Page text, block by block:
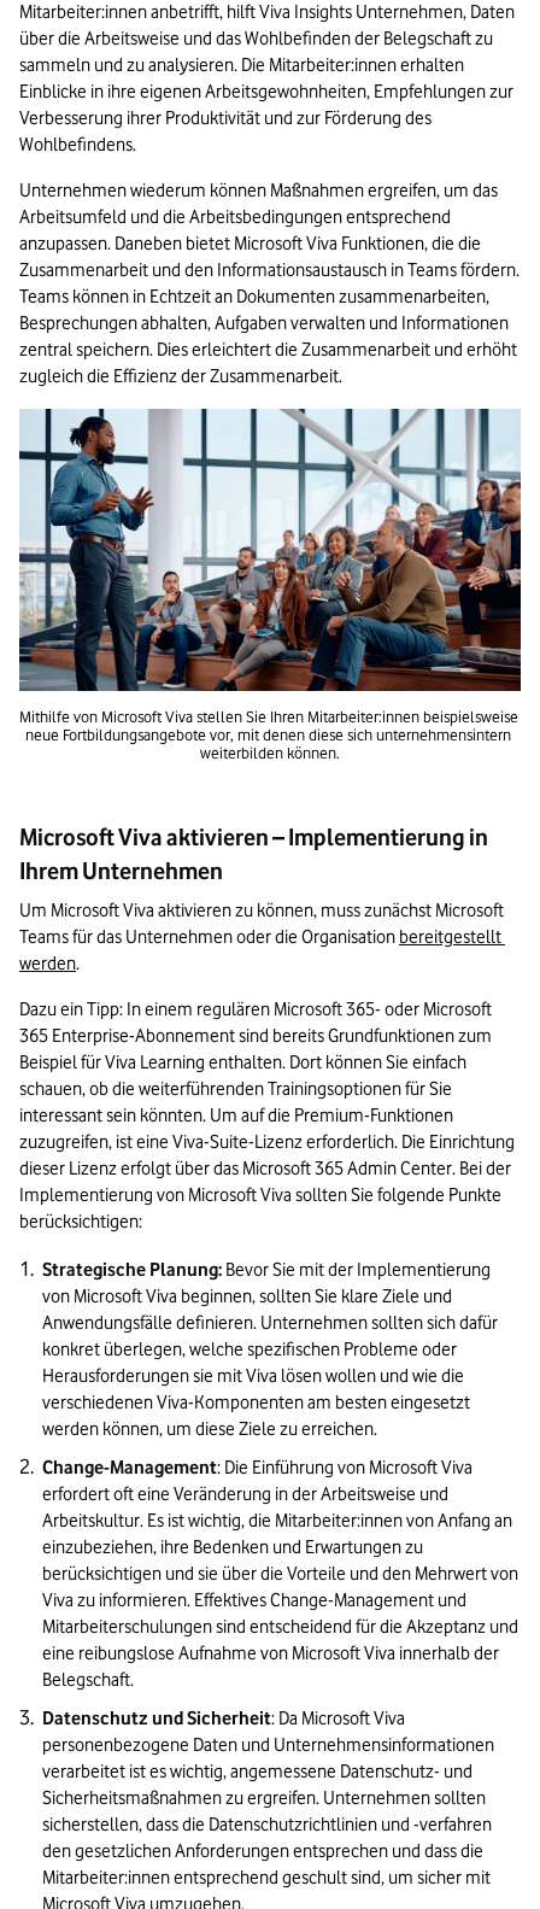
Mitarbeiter:innen anbetrifft, hilft Viva Insights Unternehmen, Daten
über die Arbeitsweise und das Wohlbefinden der Belegschaft zu
sammeln und zu analysieren. Die Mitarbeiter:innen erhalten
Einblicke in ihre eigenen Arbeitsgewohnheiten, Empfehlungen zur
Verbesserung ihrer Produktivität und zur Förderung des
Wohlbefindens.
Unternehmen wiederum können Maßnahmen ergreifen, um das
Arbeitsumfeld und die Arbeitsbedingungen entsprechend
anzupassen. Daneben bietet Microsoft Viva Funktionen, die die
Zusammenarbeit und den Informationsaustausch in Teams fördern.
Teams können in Echtzeit an Dokumenten zusammenarbeiten,
Besprechungen abhalten, Aufgaben verwalten und Informationen
zentral speichern. Dies erleichtert die Zusammenarbeit und erhöht
zugleich die Effizienz der Zusammenarbeit.
Mithilfe von Microsoft Viva stellen Sie Ihren Mitarbeiter:innen beispielsweise
neue Fortbildungsangebote vor, mit denen diese sich unternehmensintern
weiterbilden können.
Microsoft Viva aktivieren – Implementierung in
Ihrem Unternehmen
Um Microsoft Viva aktivieren zu können, muss zunächst Microsoft
Teams für das Unternehmen oder die Organisation bereitgestellt
werden.
Dazu ein Tipp: In einem regulären Microsoft 365- oder Microsoft
365 Enterprise-Abonnement sind bereits Grundfunktionen zum
Beispiel für Viva Learning enthalten. Dort können Sie einfach
schauen, ob die weiterführenden Trainingsoptionen für Sie
interessant sein könnten. Um auf die Premium-Funktionen
zuzugreifen, ist eine Viva-Suite-Lizenz erforderlich. Die Einrichtung
dieser Lizenz erfolgt über das Microsoft 365 Admin Center. Bei der
Implementierung von Microsoft Viva sollten Sie folgende Punkte
berücksichtigen:
Strategische Planung: Bevor Sie mit der Implementierung
von Microsoft Viva beginnen, sollten Sie klare Ziele und
Anwendungsfälle definieren. Unternehmen sollten sich dafür
konkret überlegen, welche spezifischen Probleme oder
Herausforderungen sie mit Viva lösen wollen und wie die
verschiedenen Viva-Komponenten am besten eingesetzt
werden können, um diese Ziele zu erreichen.
Change-Management: Die Einführung von Microsoft Viva
erfordert oft eine Veränderung in der Arbeitsweise und
Arbeitskultur. Es ist wichtig, die Mitarbeiter:innen von Anfang an
einzubeziehen, ihre Bedenken und Erwartungen zu
berücksichtigen und sie über die Vorteile und den Mehrwert von
Viva zu informieren. Effektives Change-Management und
Mitarbeiterschulungen sind entscheidend für die Akzeptanz und
eine reibungslose Aufnahme von Microsoft Viva innerhalb der
Belegschaft.
Datenschutz und Sicherheit: Da Microsoft Viva
personenbezogene Daten und Unternehmensinformationen
verarbeitet ist es wichtig, angemessene Datenschutz- und
Sicherheitsmaßnahmen zu ergreifen. Unternehmen sollten
sicherstellen, dass die Datenschutzrichtlinien und -verfahren
den gesetzlichen Anforderungen entsprechen und dass die
Mitarbeiter:innen entsprechend geschult sind, um sicher mit
Microsoft Viva umzugehen.